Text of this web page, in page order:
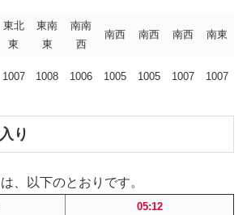
東北
東
東南
東
南南
西
南西 南西 南西 南東
1007 1008 1006 1005 1005 1007 1007
り
、以下のとおりです。
05:12